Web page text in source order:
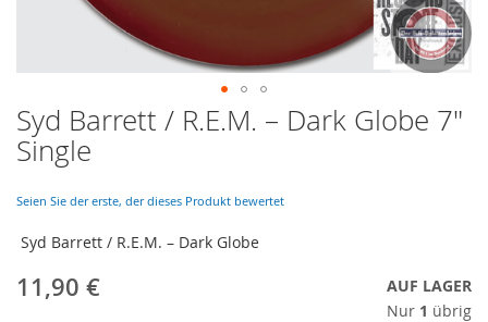
Skip
to
the
of
images
Syd Barrett / R.E.M. ‎– Dark Globe 7"
Single
Seien Sie der erste, der dieses Produkt bewertet
Syd Barrett / R.E.M. ‎– Dark Globe
11,90 €
AUF LAGER
Nur 1 übrig